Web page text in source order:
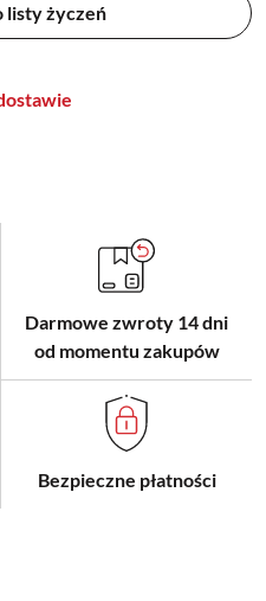
listy życzeń
Darmowe zwroty 14 dni
od momentu zakupów
Bezpieczne płatności